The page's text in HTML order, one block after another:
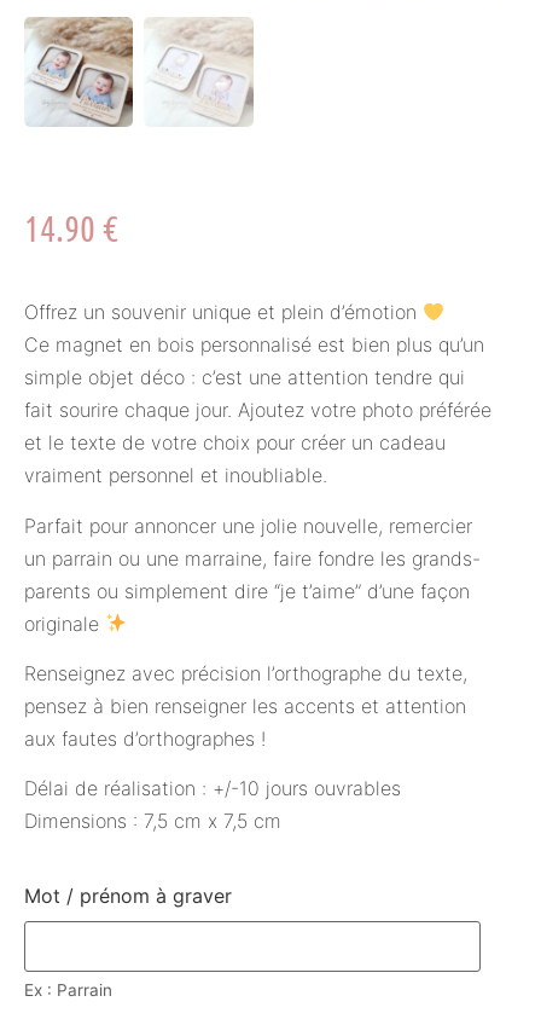
14.90 €
Offrez un souvenir unique et plein d’émotion
Ce magnet en bois personnalisé est bien plus qu’un
simple objet déco : c’est une attention tendre qui
fait sourire chaque jour. Ajoutez votre photo préférée
et le texte de votre choix pour créer un cadeau
vraiment personnel et inoubliable.
Parfait pour annoncer une jolie nouvelle, remercier
un parrain ou une marraine, faire fondre les grands-
parents ou simplement dire “je t’aime” d’une façon
originale
Renseignez avec précision l’orthographe du texte,
pensez à bien renseigner les accents et attention
aux fautes d’orthographes !
Délai de réalisation : +/-10 jours ouvrables
Dimensions : 7,5 cm x 7,5 cm
Mot / prénom à graver
Ex : Parrain